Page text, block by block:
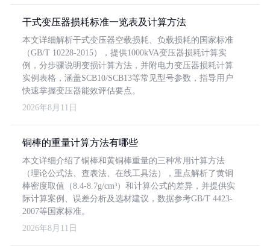
干式变压器损耗标准一览表及计算方法
本文详细解析干式变压器空载损耗、负载损耗的国家标准
（GB/T 10228-2015），提供1000kVA变压器损耗计算实
例，分步骤说明变损计算方法，并附电力变压器损耗计算
实例表格，涵盖SCB10/SCB13等常见型号参数，指导用户
快速掌握变压器能效评估要点。
2026年8月11日
铜棒的重量计算方法有哪些
本文详细介绍了铜棒和黄铜棒重量的三种常用计算方法
（理论公式法、查表法、在线工具法），重点解析了黄铜
棒密度取值（8.4-8.7g/cm³）和计算公式的差异，并提供实
际计算案例、误差分析及选材建议，数据参考GB/T 4423-
2007等国家标准。
2026年8月11日